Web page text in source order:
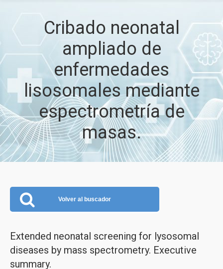
Cribado neonatal
ampliado de
enfermedades
lisosomales mediante
espectrometría de
masas.
Volver al buscador
Extended neonatal screening for lysosomal
diseases by mass spectrometry. Executive
summary.